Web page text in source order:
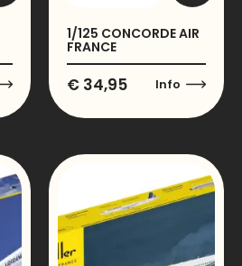
1/125 CONCORDE AIR
FRANCE
€ 34,95 Info